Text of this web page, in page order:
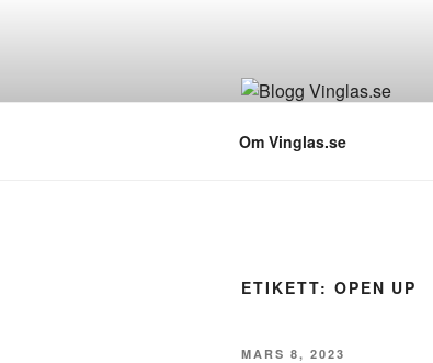
Om Vinglas.se
ETIKETT: OPEN UP
PUBLICERAT
MARS 8, 2023